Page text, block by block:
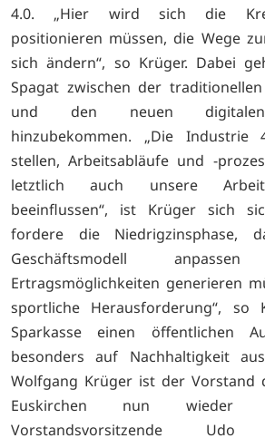
4.0. „Hier wird sich die
positionieren müssen, die Wege
sich ändern“, so Krüger. Dabei
Spagat zwischen der
und den neuen digitalen
hinzubekommen. „Die Industrie
stellen, Arbeitsabläufe und -
letztlich auch unsere
beeinflussen“, ist Krüger sich
fordere die Niedrigzinsphase,
Geschäftsmodell
Ertragsmöglichkeiten generieren
sportliche Herausforderung“, so
Sparkasse einen öffentlichen
besonders auf Nachhaltigkeit
Wolfgang Krüger ist der Vorstand
Euskirchen nun wieder
Vorstandsvorsitzende